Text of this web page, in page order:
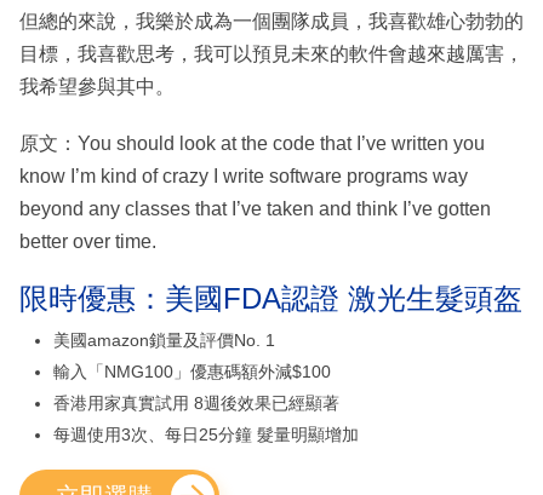
但總的來說，我樂於成為一個團隊成員，我喜歡雄心勃勃的
目標，我喜歡思考，我可以預見未來的軟件會越來越厲害，
我希望參與其中。
原文：You should look at the code that I’ve written you
know I’m kind of crazy I write software programs way
beyond any classes that I’ve taken and think I’ve gotten
better over time.
限時優惠：美國FDA認證 激光生髮頭盔
美國amazon鎖量及評價No. 1
輸入「NMG100」優惠碼額外減$100
香港用家真實試用 8週後效果已經顯著
每週使用3次、每日25分鐘 髮量明顯增加